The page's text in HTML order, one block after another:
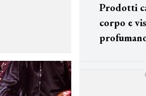
Prodotti
corpo e